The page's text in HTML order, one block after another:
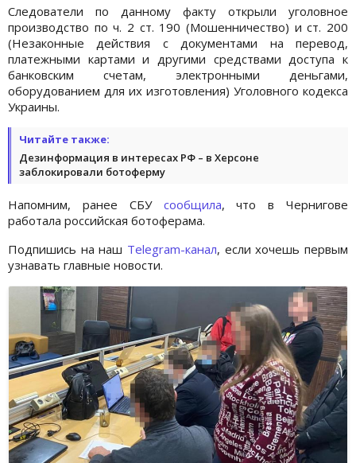
Следователи по данному факту открыли уголовное
производство по ч. 2 ст. 190 (Мошенничество) и ст. 200
(Незаконные действия с документами на перевод,
платежными картами и другими средствами доступа к
банковским счетам, электронными деньгами,
оборудованием для их изготовления) Уголовного кодекса
Украины.
Читайте также:
Дезинформация в интересах РФ – в Херсоне
заблокировали ботоферму
Напомним, ранее СБУ сообщила, что в Чернигове
работала российская ботоферама.
Подпишись на наш Telegram-канал, если хочешь первым
узнавать главные новости.